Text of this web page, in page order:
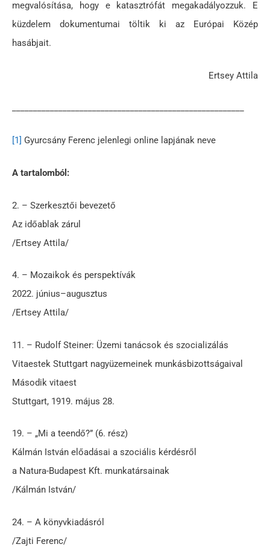
megvalósítása, hogy e katasztrófát megakadályozzuk. E
küzdelem dokumentumai töltik ki az Európai Közép
hasábjait.
Ertsey Attila
[1] Gyurcsány Ferenc jelenlegi online lapjának neve
A tartalomból:
2. – Szerkesztői bevezető
Az időablak zárul
/Ertsey Attila/
4. – Mozaikok és perspektívák
2022. június–augusztus
/Ertsey Attila/
11. – Rudolf Steiner: Üzemi tanácsok és szocializálás
Vitaestek Stuttgart nagyüzemeinek munkásbizottságaival
Második vitaest
Stuttgart, 1919. május 28.
19. – „Mi a teendő?” (6. rész)
Kálmán István előadásai a szociális kérdésről
a Natura-Budapest Kft. munkatársainak
/Kálmán István/
24. – A könyvkiadásról
/Zajti Ferenc/